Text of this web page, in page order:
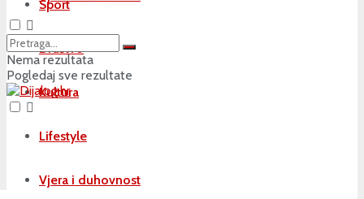
Sport
Društvo
Kultura
Lifestyle
Vjera i duhovnost
Nema rezultata
Pogledaj sve rezultate